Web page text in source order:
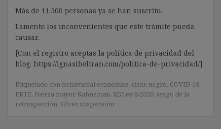
Más de 11.500 personas ya se han suscrito.
Lamento los inconvenientes que este trámite pueda
causar.
[Con el registro aceptas la política de privacidad del
blog: https://ignasibeltran.com/politica-de-privacidad/]
Etiquetado con behavioral economics, cisne negro, COVID-19,
ERTE, fuerza mayor, Kahneman, RDLey 8/2020, sesgo de la
retrospección, Silver, suspensión